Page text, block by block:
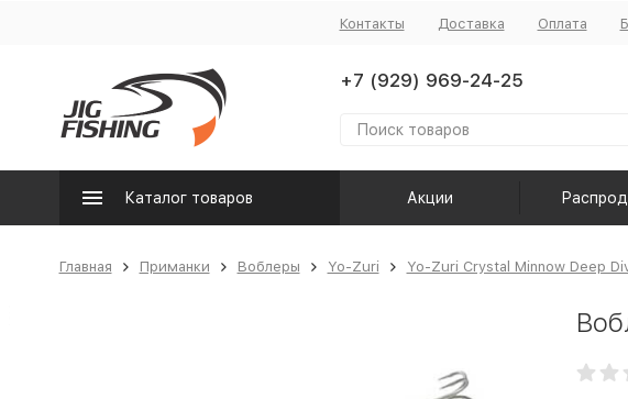
Контакты Доставка Оплата
+7 (929) 969-24-25
Каталог товаров Акции
Главная Приманки Воблеры Yo-Zuri Yo-Zuri Crystal Minnow Deep